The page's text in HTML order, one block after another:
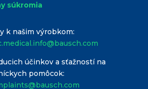
súkromia
k našim výrobkom:
účinkov a sťažností na
pomôcok: